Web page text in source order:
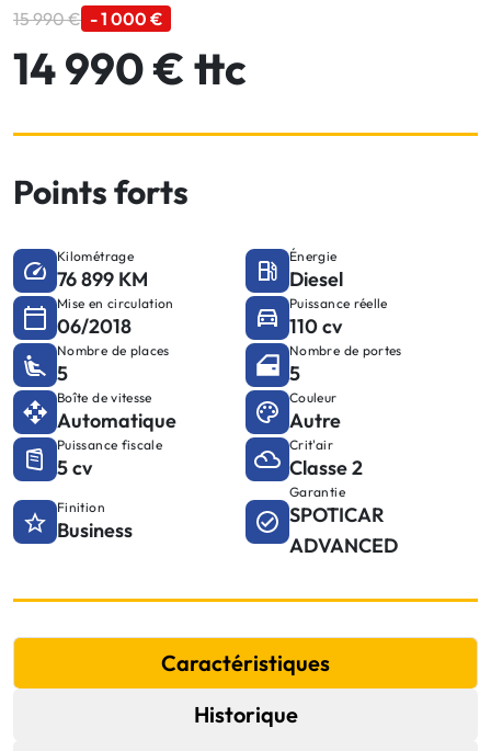
15 990 € - 1 000 €
14 990 € ttc
Points forts
Kilométrage
76 899 KM
Énergie
Diesel
Mise en circulation
06/2018
Puissance réelle
110 cv
Nombre de places
5
Nombre de portes
5
Boîte de vitesse
Automatique
Couleur
Autre
Puissance fiscale
5 cv
Crit'air
Classe 2
Finition
Business
Garantie
SPOTICAR
ADVANCED
Caractéristiques
Historique